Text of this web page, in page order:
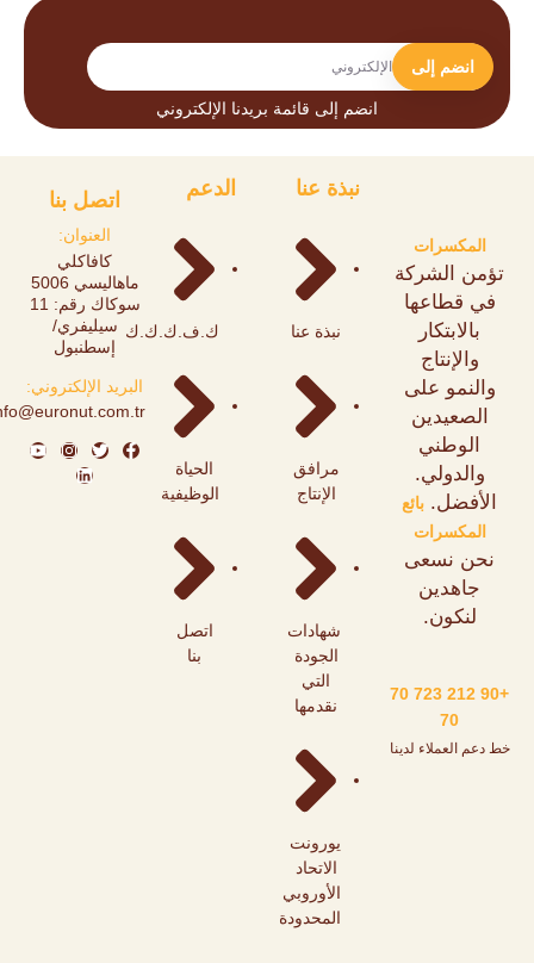
انضم إلى قائمة بريدنا الإلكتروني
انضم إلى
المكسرات
تؤمن الشركة
في قطاعها
بالابتكار
والإنتاج
والنمو على
الصعيدين
الوطني
والدولي.
الأفضل.بائع
المكسرات
نحن نسعى
جاهدين
لنكون.
+90 212 723 70
70
خط دعم العملاء لدينا
نبذة عنا
نبذة عنا
مرافق
الإنتاج
شهادات
الجودة
التي
نقدمها
يورونت
الاتحاد
الأوروبي
المحدودة
الدعم
ك.ف.ك.ك.ك
الحياة
الوظيفية
اتصل
بنا
اتصل بنا
العنوان:
كافاكلي
ماهاليسي 5006
سوكاك رقم: 11
سيليفري/
إسطنبول
البريد الإلكتروني:
info@euronut.com.tr